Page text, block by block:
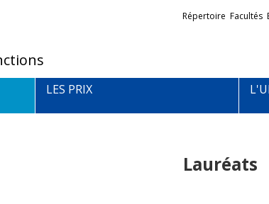
Liens
externes
Répertoire Facultés
LES PRIX
Lauréats